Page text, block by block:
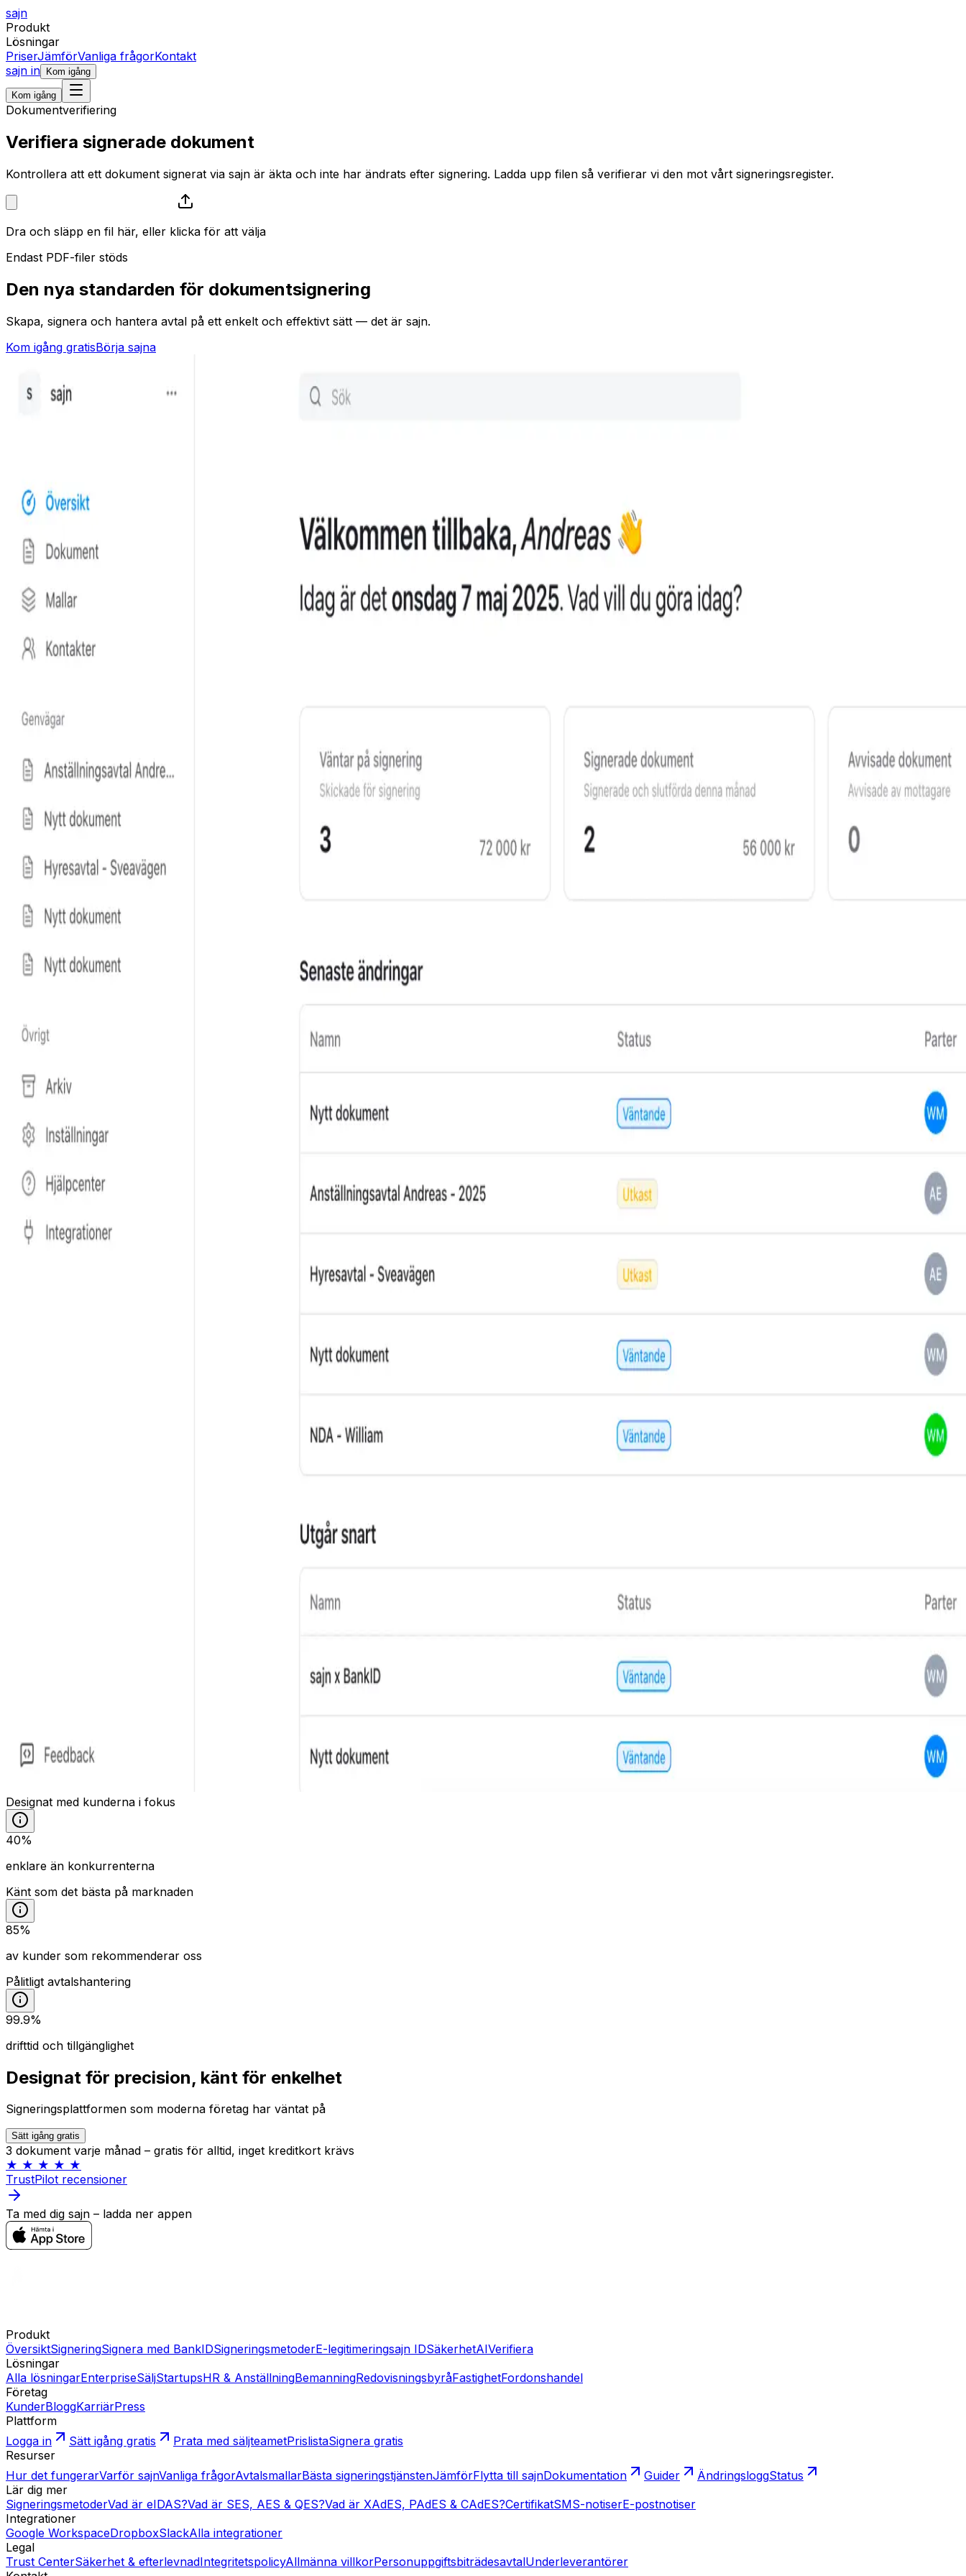
sajn
Produkt
Lösningar
PriserJämförVanliga frågorKontakt
sajn in
Kom igång
Kom igång
Dokumentverifiering
Verifiera signerade dokument
Kontrollera att ett dokument signerat via sajn är äkta och inte har ändrats efter signering. Ladda upp filen så verifierar vi den mot vårt signeringsregister.
Dra och släpp en fil här, eller klicka för att välja
Endast PDF-filer stöds
Den nya standarden för dokumentsignering
Skapa, signera och hantera avtal på ett enkelt och effektivt sätt — det är sajn.
Kom igång gratisBörja sajna
Designat med kunderna i fokus
40%
enklare än konkurrenterna
Känt som det bästa på marknaden
85%
av kunder som rekommenderar oss
Pålitligt avtalshantering
99.9%
drifttid och tillgänglighet
Designat för precision, känt för enkelhet
Signeringsplattformen som moderna företag har väntat på
Sätt igång gratis
3 dokument varje månad – gratis för alltid, inget kreditkort krävs
★ ★ ★ ★ ★
TrustPilot recensioner
Ta med dig sajn – ladda ner appen
Produkt
ÖversiktSigneringSignera med BankIDSigneringsmetoderE-legitimeringsajn IDSäkerhetAIVerifiera
Lösningar
Alla lösningarEnterpriseSäljStartupsHR & AnställningBemanningRedovisningsbyråFastighetFordonshandel
Företag
KunderBloggKarriärPress
Plattform
Logga in
Sätt igång gratis Prata med säljteametPrislistaSignera gratis
Resurser
Hur det fungerarVarför sajnVanliga frågorAvtalsmallarBästa signeringstjänstenJämförFlytta till sajnDokumentation Guider ÄndringsloggStatus
Lär dig mer
SigneringsmetoderVad är eIDAS?Vad är SES, AES & QES?Vad är XAdES, PAdES & CAdES?CertifikatSMS-notiserE-postnotiser
Integrationer
Google WorkspaceDropboxSlackAlla integrationer
Legal
Trust CenterSäkerhet & efterlevnadIntegritetspolicyAllmänna villkorPersonuppgiftsbiträdesavtalUnderleverantörer